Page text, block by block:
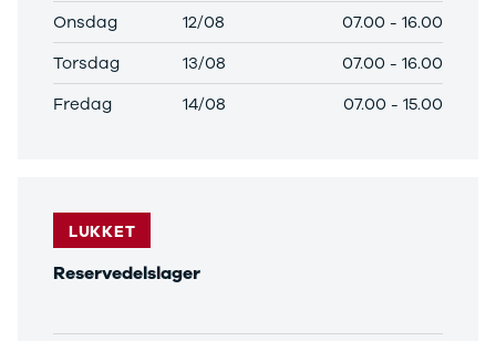
Modeller
Anmeldelser
Privatleasing
Tilbud
IONIQ 9
Tilbud
STARIA
Modeller
Privatleasing
Grand C-Max
EcoSport
Explorer
F-150
Fiesta
Mustang
Puma
Onsdag
12/08 07.00 - 16.00
Torsdag
13/08 07.00 - 16.00
Fredag
14/08 07.00 - 15.00
Reservedelslager
LUKKET